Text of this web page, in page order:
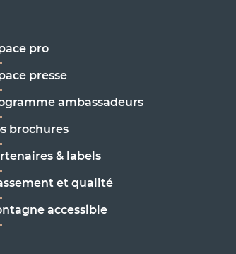
!
pro
presse
ambassadeurs
brochures
& labels
et qualité
accessible